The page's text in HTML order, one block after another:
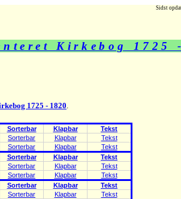
Sidst
Kirkebog 1725
1725 - 1820.
Sorterbar Klapbar
Tekst
Sorterbar Klapbar
Tekst
Sorterbar Klapbar Tekst
Sorterbar Klapbar
Tekst
Sorterbar Klapbar
Tekst
Sorterbar Klapbar Tekst
Sorterbar Klapbar
Tekst
Sorterbar Klapbar
Tekst